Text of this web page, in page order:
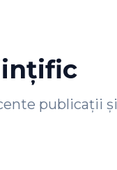
publicații și